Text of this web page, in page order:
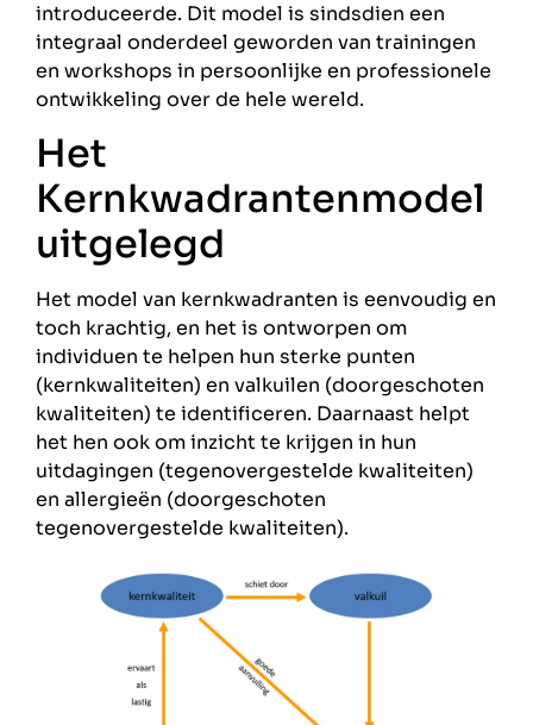
introduceerde. Dit model is sindsdien een
integraal onderdeel geworden van trainingen
en workshops in persoonlijke en professionele
ontwikkeling over de hele wereld.
Het
Kernkwadrantenmodel
uitgelegd
Het model van kernkwadranten is eenvoudig en
toch krachtig, en het is ontworpen om
individuen te helpen hun sterke punten
(kernkwaliteiten) en valkuilen (doorgeschoten
kwaliteiten) te identificeren. Daarnaast helpt
het hen ook om inzicht te krijgen in hun
uitdagingen (tegenovergestelde kwaliteiten)
en allergieën (doorgeschoten
tegenovergestelde kwaliteiten).